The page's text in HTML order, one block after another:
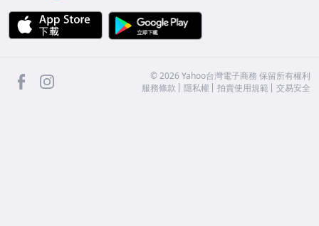
APP Store
facebook ©2026 Yahoo台灣電子商務 保留所有權利
服務條款
隱私權 拍賣使用規範 交易安全